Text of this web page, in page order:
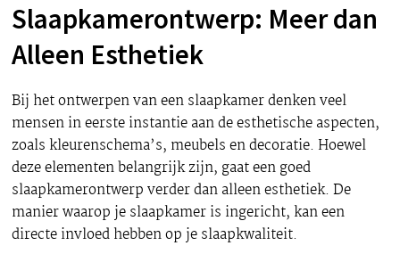
Slaapkamerontwerp: Meer dan
Alleen Esthetiek
Bij het ontwerpen van een slaapkamer denken veel
mensen in eerste instantie aan de esthetische aspecten,
zoals kleurenschema’s, meubels en decoratie. Hoewel
deze elementen belangrijk zijn, gaat een goed
slaapkamerontwerp verder dan alleen esthetiek. De
manier waarop je slaapkamer is ingericht, kan een
directe invloed hebben op je slaapkwaliteit.